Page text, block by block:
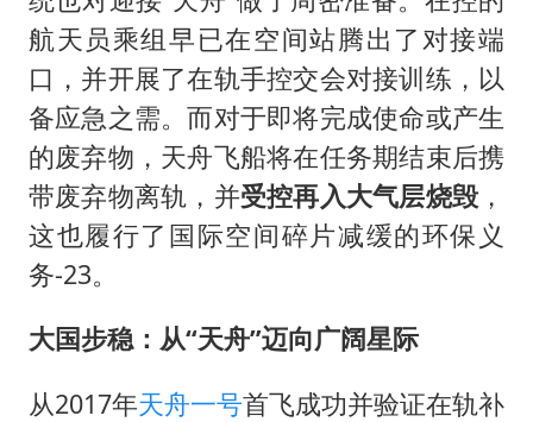
航天员乘组早已在空间站腾出了对接端
口，并开展了在轨手控交会对接训练，以
备应急之需。而对于即将完成使命或产生
的废弃物，天舟飞船将在任务期结束后携
带废弃物离轨，并受控再入大气层烧毁 ，
这也履行了国际空间碎片减缓的环保义
务-23。
大国步稳：从“天舟”迈向广阔星际
从2017年天舟一号首飞成功并验证在轨补